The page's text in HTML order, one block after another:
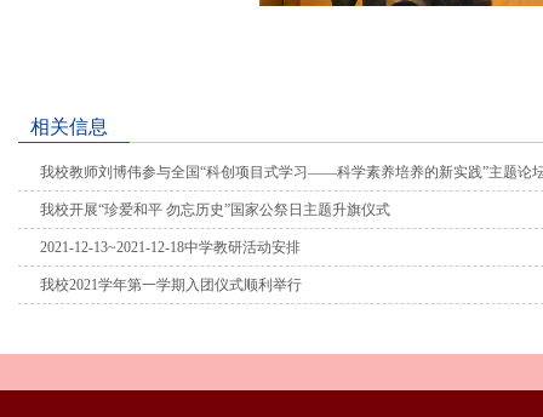
相关信息
我校教师刘博伟参与全国“科创项目式学习——科学素养培养的新实践”主题论
我校开展“珍爱和平 勿忘历史”国家公祭日主题升旗仪式
2021-12-13~2021-12-18中学教研活动安排
我校2021学年第一学期入团仪式顺利举行